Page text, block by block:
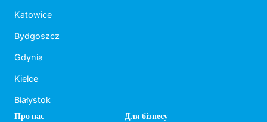
Katowice
Bydgoszcz
Gdynia
Kielce
Białystok
Про нас
Для бізнесу